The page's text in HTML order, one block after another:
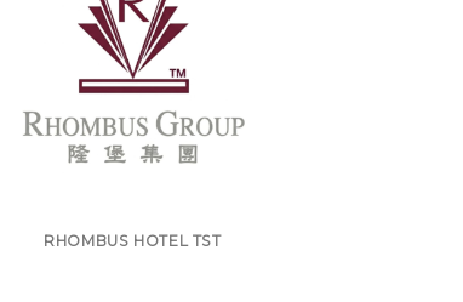
RHOMBUS HOTEL TST